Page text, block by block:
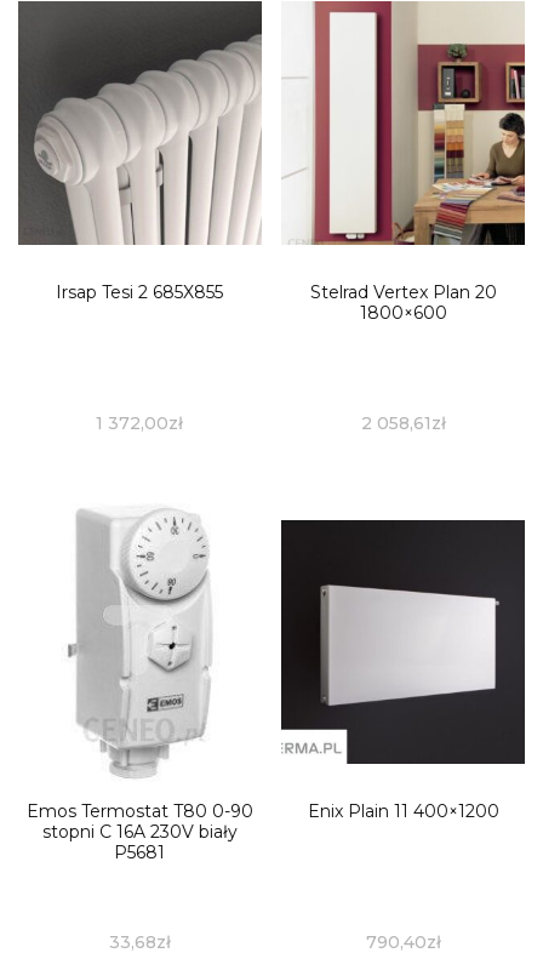
Irsap Tesi 2 685X855
1 372,00zł
Stelrad Vertex Plan 20
1800×600
2 058,61zł
Emos Termostat T80 0-90
stopni C 16A 230V biały
P5681
33,68zł
Enix Plain 11 400×1200
790,40zł